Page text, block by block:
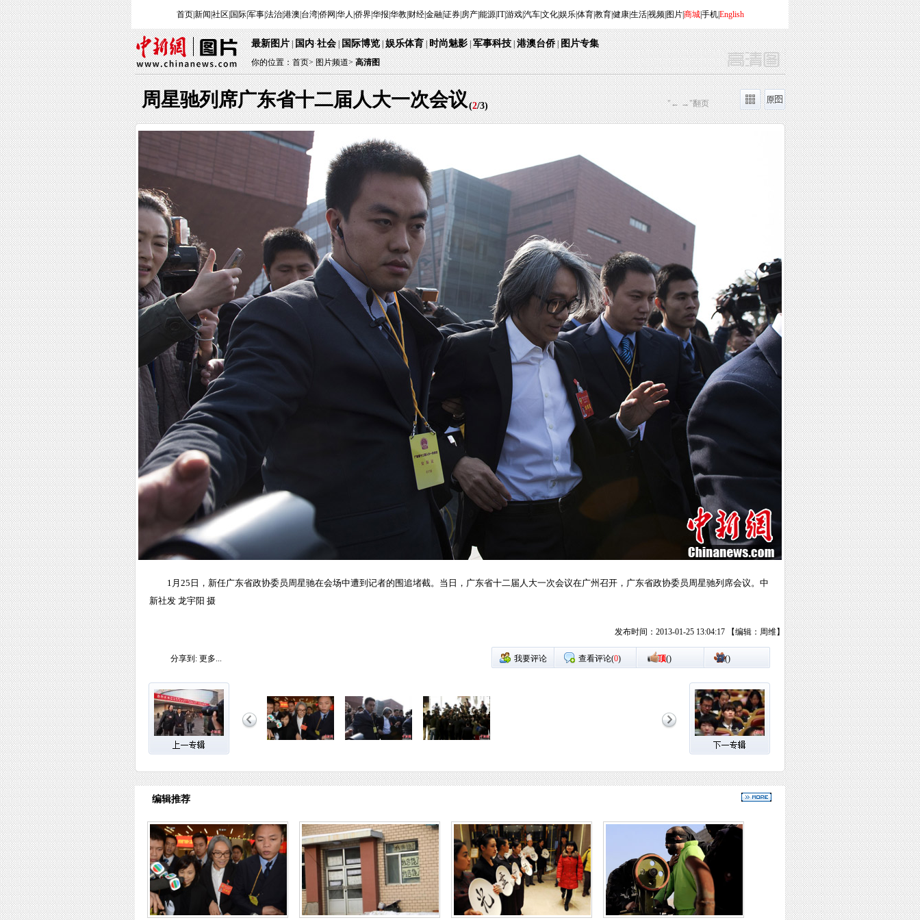
首页|新闻 社区 国际|军事|法治|港澳 台湾|侨网 华人 侨界|华报 华教| 财经|金融|证券| 房产|能源|IT|游戏|汽车|文化|娱乐|体育|教育|健康|生活|视频| 图片|商城|手机|English
最新图片|国内·社会|国际博览|娱乐体育|时尚魅影|军事科技|港澳台侨|图片专集
你的位置：首页>图片频道> 高清图
周星驰列席广东省十二届人大一次会议(2/3) "← →"翻页
1月25日，新任广东省政协委员周星驰在会场中遭到记者的围追堵截。当日，广东省十二届人大一次会议在广州召开，广东省政协委员周星驰列席会议。中
新社发 龙宇阳 摄
发布时间：2013-01-25 13:04:17 【编辑：周维】
分享到: 更多... 我要评论 查看评论(0) 顶() 踩()
编辑推荐